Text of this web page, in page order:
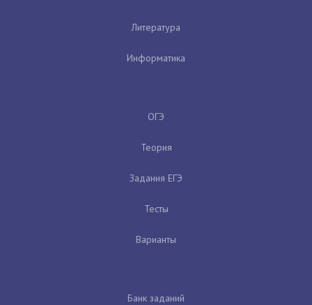
Литература
Информатика
ОГЭ
Теория
Задания ЕГЭ
Тесты
Варианты
Банк заданий